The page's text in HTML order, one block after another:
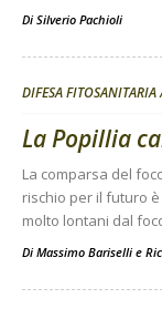
Di Silverio Pachioli
DIFESA FITOSANITARIA
La Popillia
La comparsa del
rischio per il futuro
molto lontani dal
Di Massimo Bariselli e